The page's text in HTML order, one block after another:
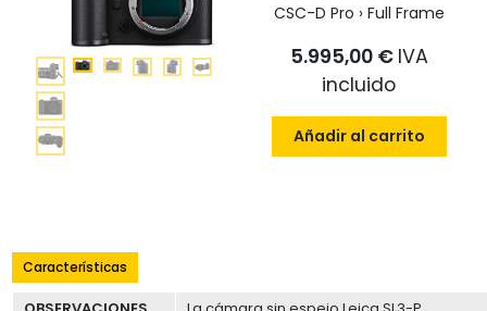
CSC-D Pro › Full Frame
5.995,00 € IVA
incluido
Añadir al carrito
Características